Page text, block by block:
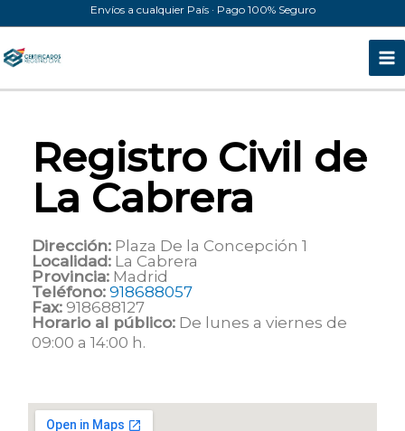
al
contenido
Envíos a cualquier País · Pago 100% Seguro
Registro Civil de
La Cabrera
Dirección: Plaza De la Concepción 1
Localidad: La Cabrera
Provincia: Madrid
Teléfono: 918688057
Fax: 918688127
Horario al público: De lunes a viernes de
09:00 a 14:00 h.